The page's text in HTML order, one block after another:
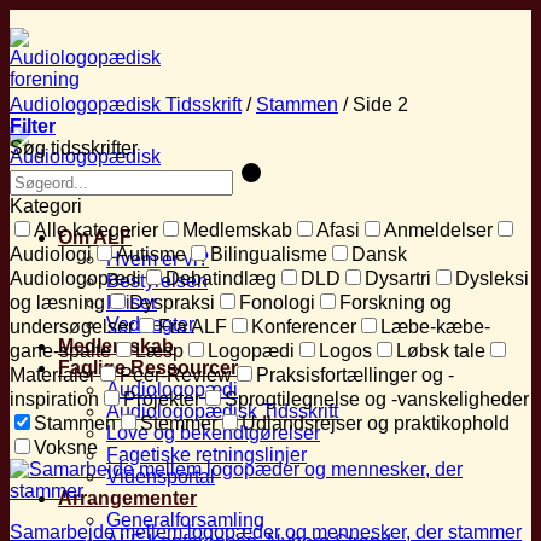
til
indhold
Om ALF
Hvem er vi?
Bestyrelsen
Priser
Vedtægter
Medlemskab
Faglige Ressourcer
Audiologopædi
Audiologopædisk Tidsskrift
Love og bekendtgørelser
Fagetiske retningslinjer
Vidensportal
Arrangementer
Generalforsamling
Audiologopædisk Tidsskrift / Stammen /Side 2
Filter
Søg tidsskrifter
Kategori
Alle kategorier
Medlemskab Afasi
Anmeldelser
Audiologi
Autisme Bilingualisme
Dansk
Audiologopædi
Debatindlæg DLD Dysartri
Dysleksi
og læsning
Dyspraksi Fonologi
Forskning og
undersøgelser
Fra ALF Konferencer
Læbe-kæbe-
gane-spalte
Læsp Logopædi Logos
Løbsk tale
Materialer
Peer-Review
Praksisfortællinger og -
inspiration
Projekter
Sprogtilegnelse og -vanskeligheder
Stammen
Stemmer
Udlandsrejser og praktikophold
Voksne
Samarbejde mellem logopæder og mennesker, der stammer